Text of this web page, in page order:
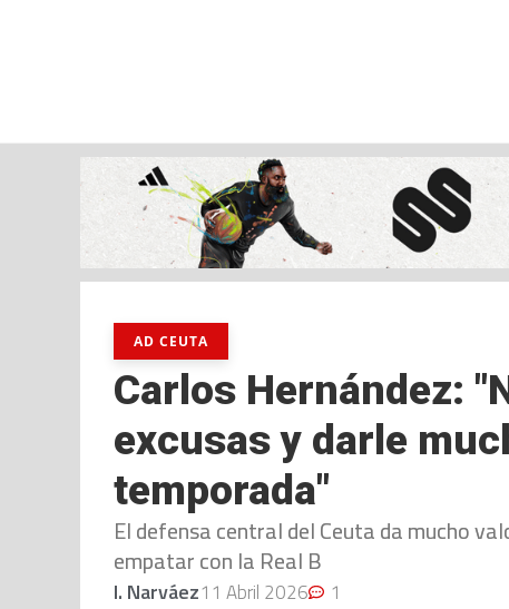
AD CEUTA
Carlos Hernández:
excusas y darle
temporada"
El defensa central del Ceuta da mucho
empatar con la Real B
I. Narváez11 Abril 2026 1